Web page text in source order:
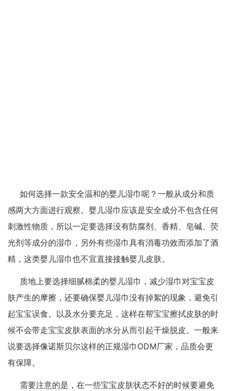
如何选择一款安全温和的婴儿湿巾呢？一般从成分和质
感两大方面进行观察。婴儿湿巾应该是安全成分不包含任何
刺激性物质，所以一定要选择没有防腐剂、香精、皂碱、荧
光剂等成分的湿巾，另外有些湿巾具有消毒功效而添加了酒
精，这类婴儿湿巾也不宜直接接触婴儿皮肤。
质地上要选择细腻棉柔的婴儿湿巾，减少湿巾对宝宝皮
肤产生的摩擦，还要确保婴儿湿巾没有掉絮的现象，避免引
起宝宝误食。以及水分要充足，这样在帮宝宝擦拭皮肤的时
候不会带走宝宝皮肤表面的水分从而引起干燥脱皮。一般来
说要选择像诺斯贝尔这样的正规湿巾ODM厂家，品质会更
有保障。
需要注意的是，在一些宝宝皮肤状态不好的时候要避免